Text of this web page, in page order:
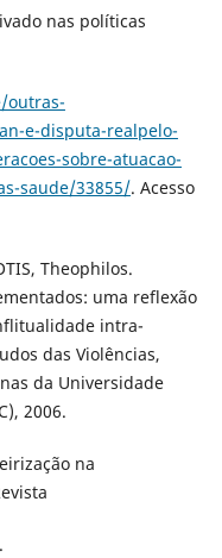
nas políticas
outras-
e-disputa-realpelo-
sobre-atuacao-
saude/33855/. Acesso
Theophilos.
uma reflexão
intra-
das Violências,
da Universidade
2006.
na